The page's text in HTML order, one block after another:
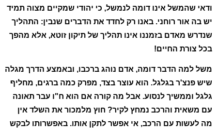
ודאי שהמשל אינו דומה לנמשל, כי יהודי שמקיים מצוה תמיד
יש בה אור רוחני. באנו רק לחדד את הדברים שנבין: התהליך
שנדרש מאדם בזמננו אינו תהליך של תיקון זוטא, אלא מהפך
בכל צורת החיים!
משל למה הדבר דומה, אדם נוהג ברכבו, ובאמצע הדרך מגלה
שיש פנצ'ר בגלגל. הוא עוצר בצד, מפרק כמה ברגים, מחליף
גלגל וממשיך לנסוע. אבל מה קורה אם הוא ח"ו עבר תאונה
עם משאית והרכב נמחץ לקיר? חוץ מלמכור את השלד אין
מה לעשות עם הרכב, אי אפשר לתקן אותו. באפשרותו לבקש